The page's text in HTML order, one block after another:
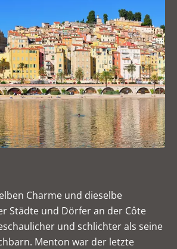
Charme und dieselbe
Städte und Dörfer an der Côte
und schlichter als seine
Menton war der letzte